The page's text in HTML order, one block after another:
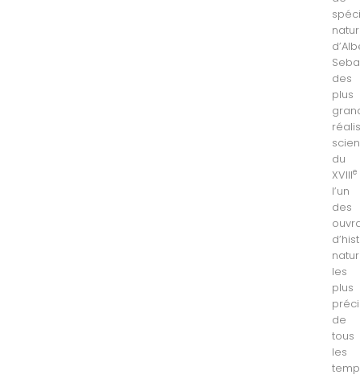
des
plus
du
XVIIIe
l’un
des
les
plus
de
tous
les